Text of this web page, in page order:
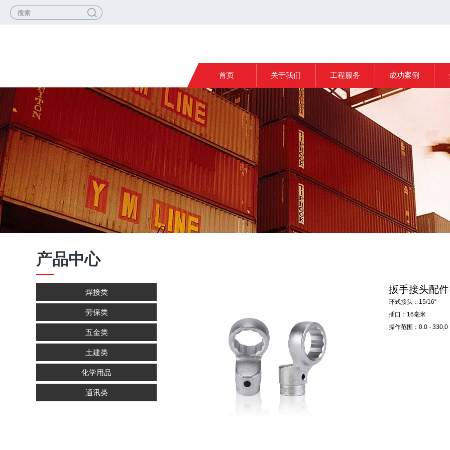
首页 关于我们 工程服务 成功案例
产品中心
焊接类
劳保类
五金类
土建类
化学用品
通讯类
扳手接头配件
环式接头：15/16“
插口：16毫米
操作范围：0.0 - 330.0